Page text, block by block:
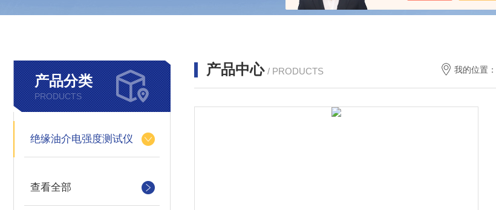
产品分类
PRODUCTS
绝缘油介电强度测试仪
查看全部
产品中心 / PRODUCTS 我的位置：